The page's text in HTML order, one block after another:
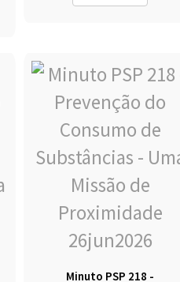
Minuto PSP 218 -